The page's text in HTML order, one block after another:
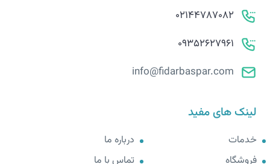
02144787082
09352627961
info@fidarbaspar.com
لینک های مفید
خدمات
فروشگاه
درباره ما
تماس با ما